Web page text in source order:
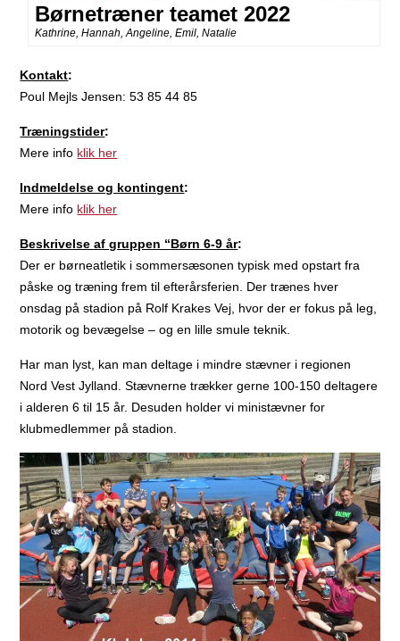
Børnetræner teamet 2022
Kathrine, Hannah, Angeline, Emil, Natalie
Kontakt:
Poul Mejls Jensen: 53 85 44 85‬
Træningstider:
Mere info klik her
Indmeldelse og kontingent:
Mere info klik her
Beskrivelse af gruppen “Børn 6-9 år:
Der er børneatletik i sommersæsonen typisk med opstart fra
påske og træning frem til efterårsferien. Der trænes hver
onsdag på stadion på Rolf Krakes Vej, hvor der er fokus på leg,
motorik og bevægelse – og en lille smule teknik.
Har man lyst, kan man deltage i mindre stævner i regionen
Nord Vest Jylland. Stævnerne trækker gerne 100-150 deltagere
i alderen 6 til 15 år. Desuden holder vi ministævner for
klubmedlemmer på stadion.